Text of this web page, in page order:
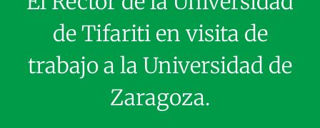
de Tifariti en visita de
trabajo a la Universidad de
Zaragoza.